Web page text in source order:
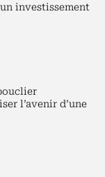
investissement
l’avenir d’une